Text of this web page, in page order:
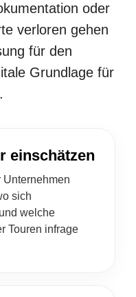
oder
verloren gehen
für den
Grundlage für
einschätzen
Unternehmen
sich
welche
Touren infrage